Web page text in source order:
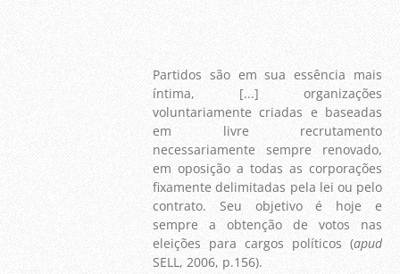
Partidos são em sua essência mais
íntima, [...] organizações
voluntariamente criadas e baseadas
em livre recrutamento
necessariamente sempre renovado,
em oposição a todas as corporações
fixamente delimitadas pela lei ou pelo
contrato. Seu objetivo é hoje e
sempre a obtenção de votos nas
eleições para cargos políticos (apud
SELL, 2006, p.156).